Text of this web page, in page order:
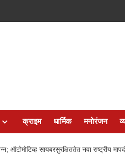
क्राइम धार्मिक मनोरंजन
ऑटोमोटिव्ह सायबरसुरक्षिततेत नवा राष्ट्रीय